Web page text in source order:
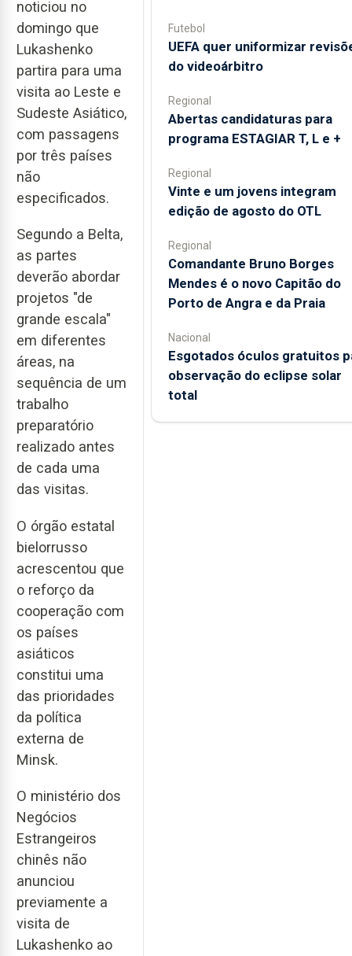
noticiou no
domingo que
Lukashenko
partira para uma
visita ao Leste e
Sudeste Asiático,
com passagens
por três países
não
especificados.
Segundo a Belta,
as partes
deverão abordar
projetos "de
grande escala"
em diferentes
áreas, na
sequência de um
trabalho
preparatório
realizado antes
de cada uma
das visitas.
O órgão estatal
bielorrusso
acrescentou que
o reforço da
cooperação com
os países
asiáticos
constitui uma
das prioridades
da política
externa de
Minsk.
O ministério dos
Negócios
Estrangeiros
chinês não
anunciou
previamente a
visita de
Lukashenko ao
Futebol
UEFA quer uniformizar
do videoárbitro
Regional
Abertas candidaturas para
programa ESTAGIAR T, L e +
Regional
Vinte e um jovens integram
edição de agosto do OTL
Regional
Comandante Bruno Borges
Mendes é o novo Capitão do
Porto de Angra e da Praia
Nacional
Esgotados óculos gratuitos
observação do eclipse solar
total